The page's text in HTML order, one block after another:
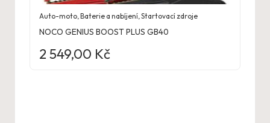
Auto-moto,Baterie a nabíjení,Startovací zdroje
NOCO GENIUS BOOST PLUS GB40
2 549,00 Kč